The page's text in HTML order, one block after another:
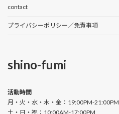
contact
プライバシーポリシー／免責事項
shino-fumi
活動時間
月・火・水・木・金：19:00PM-21:00PM
土・日・祝：10:00AM-17:00PM